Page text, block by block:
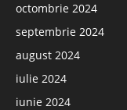
octombrie 2024
septembrie 2024
august 2024
iulie 2024
iunie 2024